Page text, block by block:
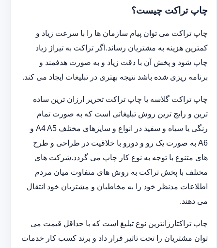
چاپ تراکت چیست؟
چاپ تراکت می توان پیام سازمان ها را با سرعت زیاد و
کمترین هزینه به مشتریان رساند.اگر تراکت به تیراژ زیاد
چاپ شود و پخش آن با دقت زیاد و به صورت هدفمند و
برنامه ریزی شده باشد نتیجه بهتری در تبلیغات ایجاد می کند.
چاپ تراکت گلاسه یا چاپ تراکت تحریر ارزان ترین ساده
ترین و رایج ترین روش تبلیغاتی است که به صورت تمام
رنگی یا سیاه و سفید در انواع و سایزهای مختلف A4 A5 و
A6 به صورت یک رو و دورو با خلاقیت در طراحی و طرح
های متنوع با توجه به نوع کار چاپ می گردد.شرکت های
مختلف با پخش تراکت به روش های متفاوت میان مردم
اطلاعات مدنظر خود را به مخاطبان و مشتریان خود انتقال
می دهند.
چاپ تراکت‏ارزانترین نوع تبلیغ است که با حداقل قیمت می
توان مشتریان را تحت تاثیر قرار داد و برند کسب کار خدمات